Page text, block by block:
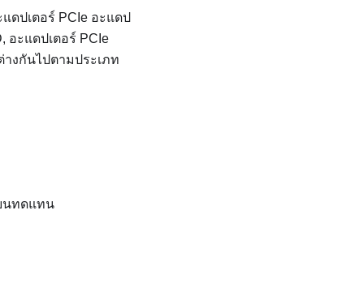
ปเตอร์ PCIe อะแดป
อะแดปเตอร์ PCIe
างกันไปตามประเภท
นทดแทน